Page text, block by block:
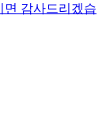
면 감사드리겠습